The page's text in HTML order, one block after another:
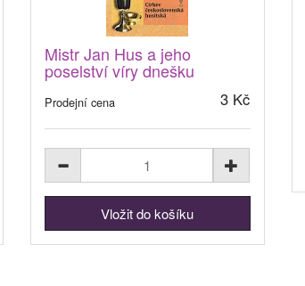
Mistr Jan Hus a jeho
poselství víry dnešku
Prodejní cena 3 Kč